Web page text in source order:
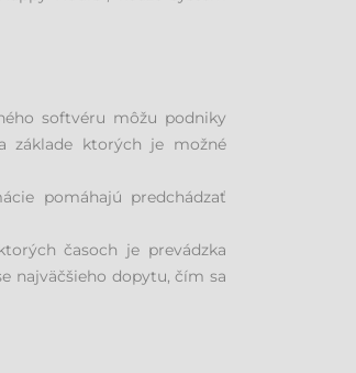
softvéru môžu podniky
základe ktorých je možné
pomáhajú predchádzať
časoch je prevádzka
najväčšieho dopytu, čím sa